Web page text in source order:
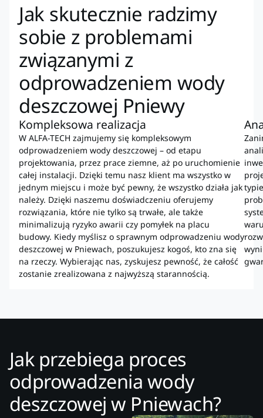
Jak skutecznie radzimy
sobie z problemami
związanymi z
odprowadzeniem wody
deszczowej Pniewy
Kompleksowa realizacja
W ALFA-TECH zajmujemy się kompleksowym
odprowadzeniem wody deszczowej – od etapu
projektowania, przez prace ziemne, aż po uruchomienie
całej instalacji. Dzięki temu nasz klient ma wszystko w
jednym miejscu i może być pewny, że wszystko działa jak
należy. Dzięki naszemu doświadczeniu oferujemy
rozwiązania, które nie tylko są trwałe, ale także
minimalizują ryzyko awarii czy pomyłek na placu
budowy. Kiedy myślisz o sprawnym odprowadzeniu wody
deszczowej w Pniewach, poszukujesz kogoś, kto zna się
na rzeczy. Wybierając nas, zyskujesz pewność, że całość
zostanie zrealizowana z najwyższą starannością.
Jak przebiega proces
odprowadzenia wody
deszczowej w Pniewach?